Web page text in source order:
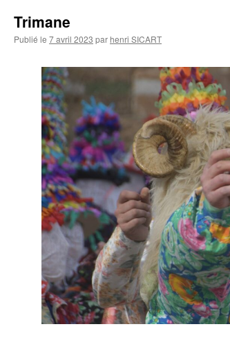
Trimane
Publié le 7 avril 2023 par henri SICART